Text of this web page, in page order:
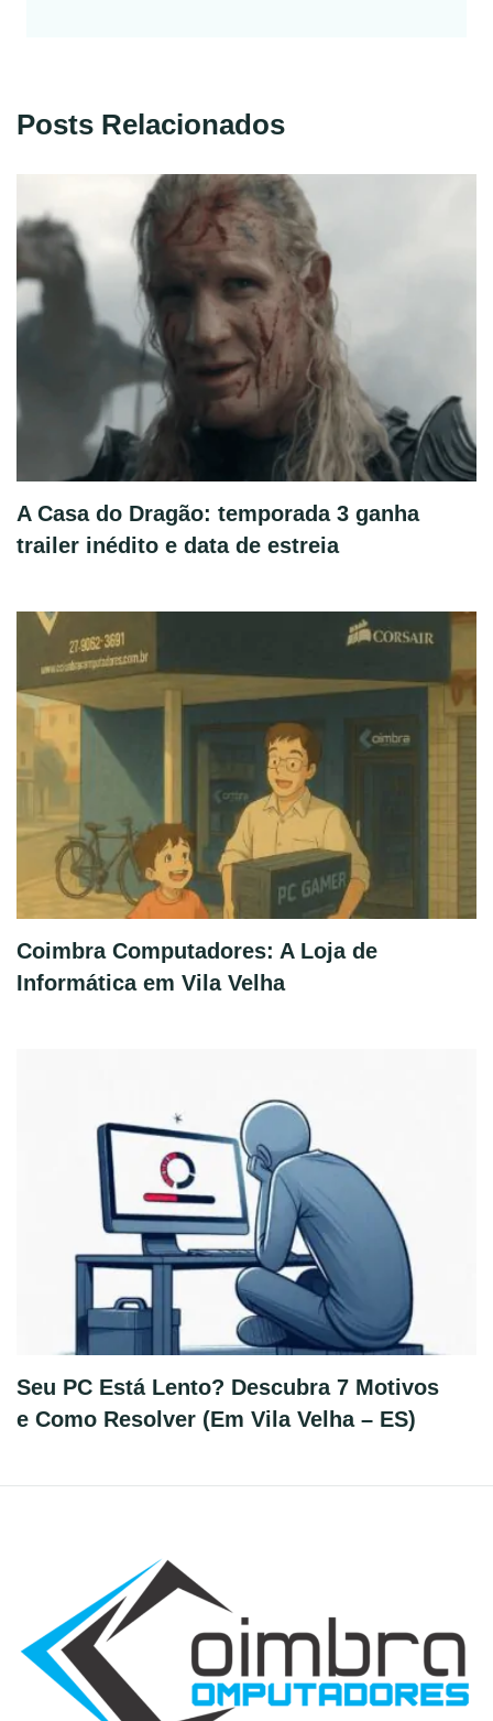
Posts Relacionados
A Casa do Dragão: temporada 3 ganha
trailer inédito e data de estreia
Coimbra Computadores: A Loja de
Informática em Vila Velha
Seu PC Está Lento? Descubra 7 Motivos
e Como Resolver (Em Vila Velha – ES)